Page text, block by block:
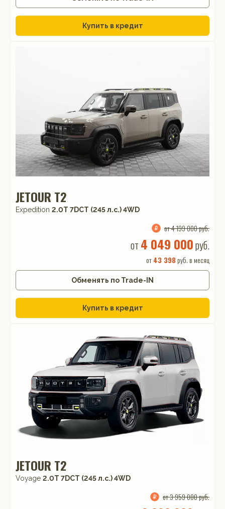
Купить в кредит
JETOUR T2
Expedition 2.0T 7DCT (245 л.с.) 4WD
от 4 199 000 руб.
от 4 049 000руб.
от43 398 руб. в месяц
Обменять по Trade-IN
Купить в кредит
JETOUR T2
Voyage 2.0T 7DCT (245 л.с.) 4WD
от 3 959 000 руб.